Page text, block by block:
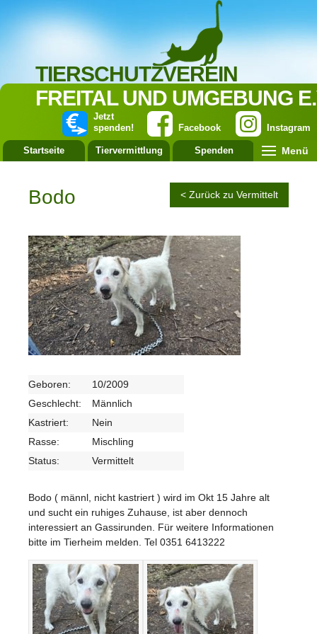
TIERSCHUTZVEREIN
FREITAL UND UMGEBUNG
Instagram
Facebook
Jetzt
spenden!
Startseite Tiervermittlung Spenden Menü
Bodo < Zurück zu Vermittelt
Geboren:
10/2009
Geschlecht:
Männlich
Kastriert:
Nein
Rasse:
Mischling
Status:
Vermittelt
Bodo ( männl, nicht kastriert ) wird im Okt 15 Jahre alt
und sucht ein ruhiges Zuhause, ist aber dennoch
interessiert an Gassirunden. Für weitere Informationen
bitte im Tierheim melden. Tel 0351 6413222